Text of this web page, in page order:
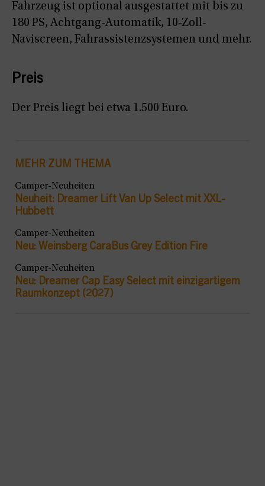
Fahrzeug ist optional ausgestattet mit bis zu
180 PS, Achtgang-Automatik, 10-Zoll-
Naviscreen, Fahrassistenzsystemen und mehr.
Preis
Der Preis liegt bei etwa 1.500 Euro.
MEHR ZUM THEMA
Camper-Neuheiten
Neuheit: Dreamer Lift Van Up Select mit XXL-
Hubbett
Camper-Neuheiten
Neu: Weinsberg CaraBus Grey Edition Fire
Camper-Neuheiten
Neu: Dreamer Cap Easy Select mit einzigartigem
Raumkonzept (2027)